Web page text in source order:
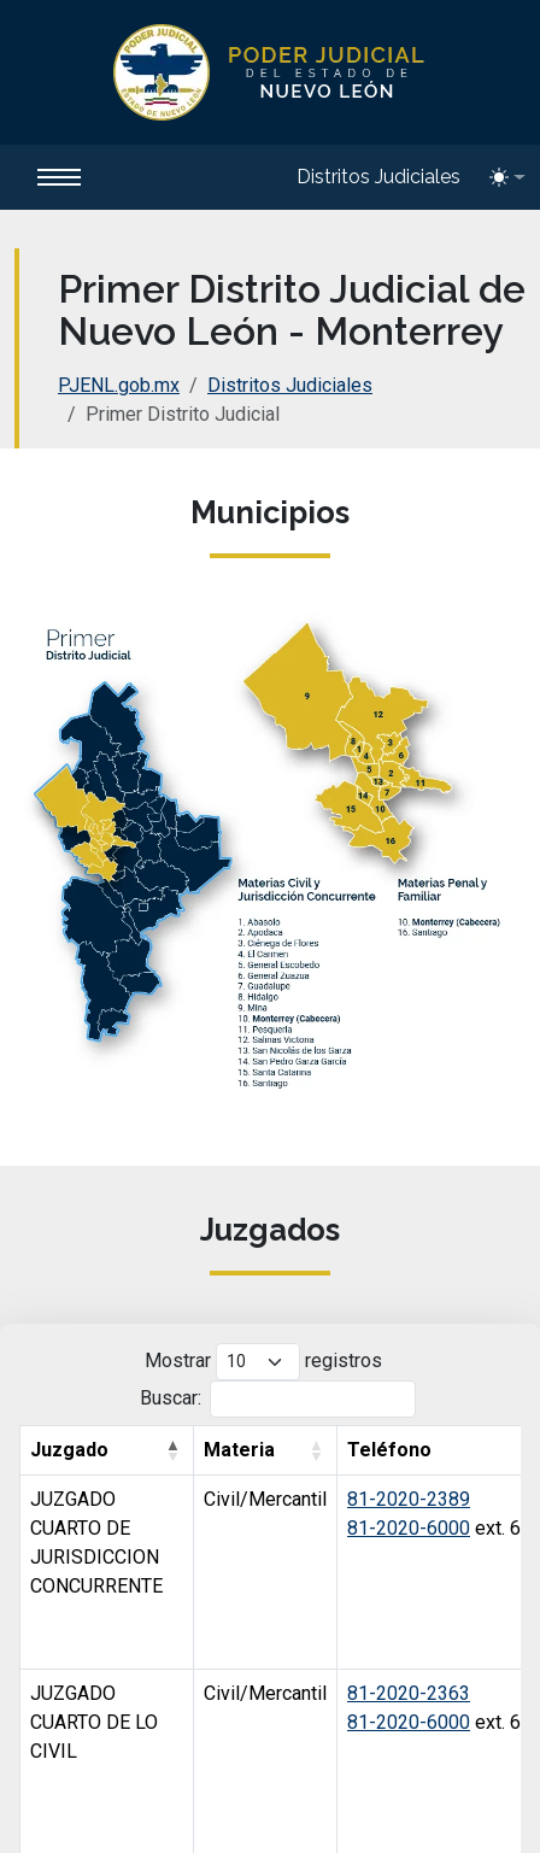
Distritos Judiciales
Primer Distrito Judicial de
Nuevo León - Monterrey
PJENL.gob.mx
Distritos Judiciales
Primer Distrito Judicial
Municipios
Juzgados
Mostrar
registros
Buscar:
Juzgado Materia Teléfono
JUZGADO
CUARTO DE
JURISDICCION
CONCURRENTE
Civil/Mercantil
81-2020-2389
81-2020-6000 ext.
JUZGADO
CUARTO DE LO
CIVIL
Civil/Mercantil
81-2020-2363
81-2020-6000 ext.